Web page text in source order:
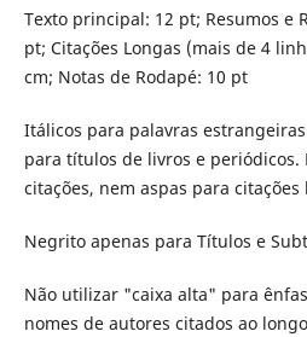
Texto principal: 12 pt; Resumos e
pt; Citações Longas (mais de 4
cm; Notas de Rodapé: 10 pt
Itálicos para palavras
para títulos de livros e
citações, nem aspas para citações
Negrito apenas para Títulos e
Não utilizar "caixa alta" para
nomes de autores citados ao